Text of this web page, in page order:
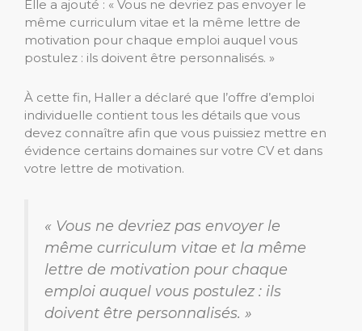
Elle a ajouté : « Vous ne devriez pas envoyer le
même curriculum vitae et la même lettre de
motivation pour chaque emploi auquel vous
postulez : ils doivent être personnalisés. »
À cette fin, Haller a déclaré que l’offre d’emploi
individuelle contient tous les détails que vous
devez connaître afin que vous puissiez mettre en
évidence certains domaines sur votre CV et dans
votre lettre de motivation.
« Vous ne devriez pas envoyer le
même curriculum vitae et la même
lettre de motivation pour chaque
emploi auquel vous postulez : ils
doivent être personnalisés. »